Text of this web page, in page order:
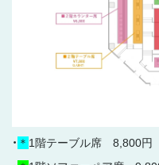
・ ＊ 1階テーブル席 8,800円